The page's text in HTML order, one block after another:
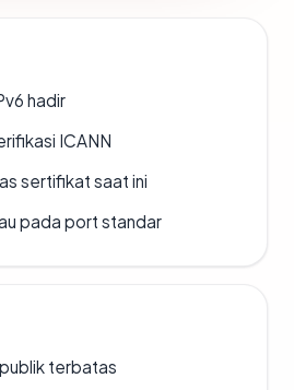
hadir
ICANN
sertifikat saat ini
pada port standar
terbatas